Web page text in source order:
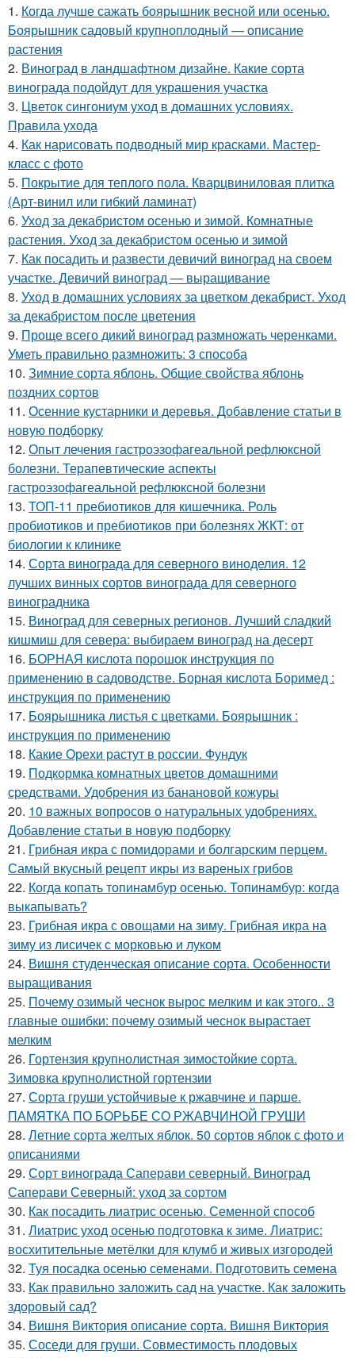
1. Когда лучше сажать боярышник весной или осенью.
Боярышник садовый крупноплодный — описание
растения
2. Виноград в ландшафтном дизайне. Какие сорта
винограда подойдут для украшения участка
3. Цветок сингониум уход в домашних условиях.
Правила ухода
4. Как нарисовать подводный мир красками. Мастер-
класс с фото
5. Покрытие для теплого пола. Кварцвиниловая плитка
(Арт-винил или гибкий ламинат)
6. Уход за декабристом осенью и зимой. Комнатные
растения. Уход за декабристом осенью и зимой
7. Как посадить и развести девичий виноград на своем
участке. Девичий виноград — выращивание
8. Уход в домашних условиях за цветком декабрист. Уход
за декабристом после цветения
9. Проще всего дикий виноград размножать черенками.
Уметь правильно размножить: 3 способа
10. Зимние сорта яблонь. Общие свойства яблонь
поздних сортов
11. Осенние кустарники и деревья. Добавление статьи в
новую подборку
12. Опыт лечения гастроэзофагеальной рефлюксной
болезни. Терапевтические аспекты
гастроэзофагеальной рефлюксной болезни
13. ТОП-11 пребиотиков для кишечника. Роль
пробиотиков и пребиотиков при болезнях ЖКТ: от
биологии к клинике
14. Сорта винограда для северного виноделия. 12
лучших винных сортов винограда для северного
виноградника
15. Виноград для северных регионов. Лучший сладкий
кишмиш для севера: выбираем виноград на десерт
16. БОРНАЯ кислота порошок инструкция по
применению в садоводстве. Борная кислота Боримед :
инструкция по применению
17. Боярышника листья с цветками. Боярышник :
инструкция по применению
18. Какие Орехи растут в россии. Фундук
19. Подкормка комнатных цветов домашними
средствами. Удобрения из банановой кожуры
20. 10 важных вопросов о натуральных удобрениях.
Добавление статьи в новую подборку
21. Грибная икра с помидорами и болгарским перцем.
Самый вкусный рецепт икры из вареных грибов
22. Когда копать топинамбур осенью. Топинамбур: когда
выкапывать?
23. Грибная икра с овощами на зиму. Грибная икра на
зиму из лисичек с морковью и луком
24. Вишня студенческая описание сорта. Особенности
выращивания
25. Почему озимый чеснок вырос мелким и как этого.. 3
главные ошибки: почему озимый чеснок вырастает
мелким
26. Гортензия крупнолистная зимостойкие сорта.
Зимовка крупнолистной гортензии
27. Сорта груши устойчивые к ржавчине и парше.
ПАМЯТКА ПО БОРЬБЕ СО РЖАВЧИНОЙ ГРУШИ
28. Летние сорта желтых яблок. 50 сортов яблок с фото и
описаниями
29. Сорт винограда Саперави северный. Виноград
Саперави Северный: уход за сортом
30. Как посадить лиатрис осенью. Семенной способ
31. Лиатрис уход осенью подготовка к зиме. Лиатрис:
восхитительные метёлки для клумб и живых изгородей
32. Туя посадка осенью семенами. Подготовить семена
33. Как правильно заложить сад на участке. Как заложить
здоровый сад?
34. Вишня Виктория описание сорта. Вишня Виктория
35. Соседи для груши. Совместимость плодовых